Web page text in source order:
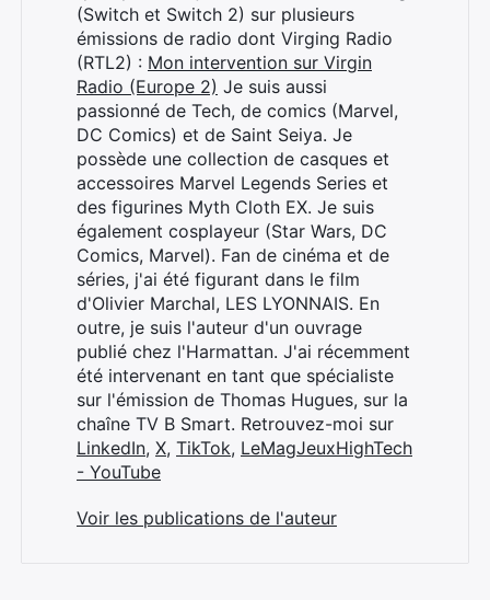
(Switch et Switch 2) sur plusieurs
émissions de radio dont Virging Radio
(RTL2) : Mon intervention sur Virgin
Radio (Europe 2) Je suis aussi
passionné de Tech, de comics (Marvel,
DC Comics) et de Saint Seiya. Je
possède une collection de casques et
accessoires Marvel Legends Series et
des figurines Myth Cloth EX. Je suis
également cosplayeur (Star Wars, DC
Comics, Marvel). Fan de cinéma et de
séries, j'ai été figurant dans le film
d'Olivier Marchal, LES LYONNAIS. En
outre, je suis l'auteur d'un ouvrage
publié chez l'Harmattan. J'ai récemment
été intervenant en tant que spécialiste
sur l'émission de Thomas Hugues, sur la
chaîne TV B Smart. Retrouvez-moi sur
LinkedIn, X, TikTok, LeMagJeuxHighTech
- YouTube
Voir les publications de l'auteur
Rechercher
: